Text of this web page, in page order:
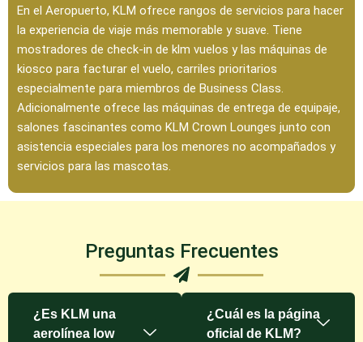
En el Aeropuerto, KLM ofrece rangos de servicios para hacer
la experiencia de viaje más memorable y suave. Tiene
mostradores de check-in de klm vuelos y las máquinas de
kiosco para facturar el vuelo, carriles prioritarios
especialmente para miembros de Business Class.
Adicionalmente ofrece las máquinas de entrega de equipaje,
salones fascinantes como KLM Crown Lounges junto con
asistencia especiales para los menores no acompañados y
servicios para las mascotas.
Preguntas Frecuentes
¿Es KLM una
aerolínea low
¿Cuál es la página
oficial de KLM?